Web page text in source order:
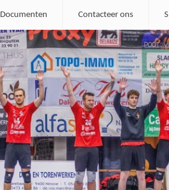
Documenten Contacteer ons